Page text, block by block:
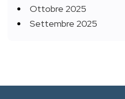
Ottobre 2025
Settembre 2025